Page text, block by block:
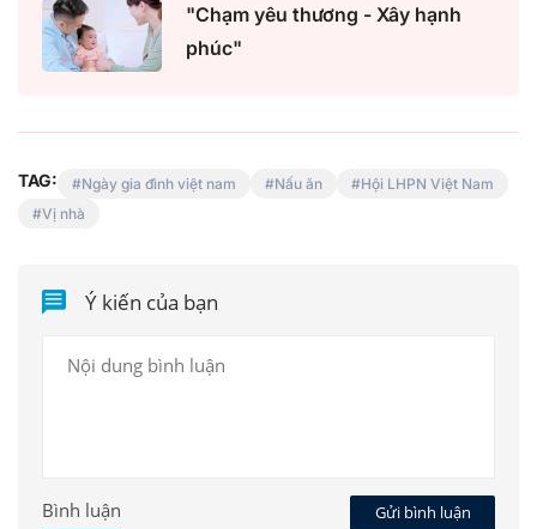
"Chạm yêu thương - Xây hạnh
phúc"
TAG: Ngày gia đình việt nam Nấu ăn
Hội LHPN Việt Nam
Vị nhà
Ý kiến của bạn
Gửi bình luận
Bình luận